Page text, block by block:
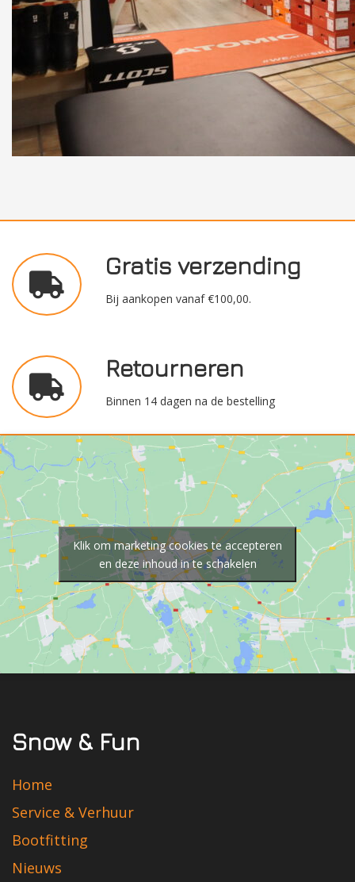
Gratis verzending
Bij aankopen vanaf €100,00.
Retourneren
Binnen 14 dagen na de bestelling
Klik om marketing cookies te accepteren
en deze inhoud in te schakelen
Snow & Fun
Home
Service & Verhuur
Bootfitting
Nieuws